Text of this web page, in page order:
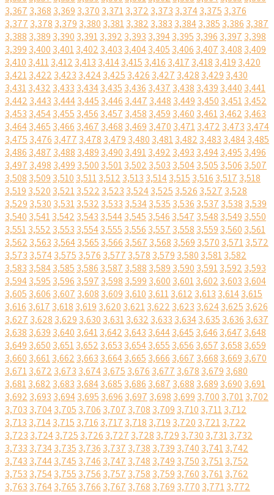
3,367 3,368 3,369 3,370 3,3713,372 3,373 3,3743,375 3,376
3,377 3,378 3,379 3,380 3,3813,382 3,383 3,3843,385 3,386 3,387
3,388 3,389 3,390 3,3913,392 3,393 3,3943,395 3,396 3,397 3,398
3,399 3,400 3,4013,402 3,403 3,4043,405 3,406 3,407 3,408 3,409
3,410 3,4113,412 3,413 3,4143,415 3,416 3,417 3,418 3,419 3,420
3,4213,422 3,423 3,4243,425 3,426 3,427 3,428 3,429 3,430
3,4313,432 3,433 3,4343,435 3,436 3,437 3,438 3,439 3,440 3,441
3,442 3,443 3,4443,445 3,446 3,447 3,448 3,449 3,450 3,4513,452
3,453 3,4543,455 3,456 3,457 3,458 3,459 3,460 3,4613,462 3,463
3,4643,465 3,466 3,467 3,468 3,469 3,470 3,4713,472 3,473 3,474
3,475 3,476 3,477 3,478 3,479 3,480 3,4813,482 3,483 3,4843,485
3,486 3,487 3,488 3,489 3,490 3,4913,492 3,493 3,4943,495 3,496
3,497 3,498 3,499 3,500 3,5013,502 3,503 3,5043,505 3,506 3,507
3,508 3,509 3,510 3,5113,512 3,513 3,5143,515 3,516 3,517 3,518
3,519 3,520 3,5213,522 3,523 3,5243,525 3,526 3,527 3,528
3,529 3,530 3,5313,532 3,533 3,5343,535 3,536 3,537 3,538 3,539
3,540 3,5413,542 3,543 3,5443,545 3,546 3,547 3,548 3,549 3,550
3,5513,552 3,553 3,5543,555 3,556 3,557 3,558 3,559 3,560 3,561
3,562 3,563 3,5643,565 3,566 3,567 3,568 3,569 3,570 3,5713,572
3,573 3,5743,575 3,576 3,577 3,578 3,579 3,580 3,5813,582
3,583 3,5843,585 3,586 3,587 3,588 3,589 3,590 3,5913,592 3,593
3,5943,595 3,596 3,597 3,598 3,599 3,600 3,6013,602 3,603 3,604
3,605 3,606 3,607 3,608 3,609 3,610 3,6113,612 3,613 3,6143,615
3,616 3,617 3,618 3,619 3,620 3,6213,622 3,623 3,6243,625 3,626
3,627 3,628 3,629 3,630 3,6313,632 3,633 3,6343,635 3,636 3,637
3,638 3,639 3,640 3,6413,642 3,643 3,6443,645 3,646 3,647 3,648
3,649 3,650 3,6513,652 3,653 3,6543,655 3,656 3,657 3,658 3,659
3,660 3,6613,662 3,663 3,6643,665 3,666 3,667 3,668 3,669 3,670
3,6713,672 3,673 3,6743,675 3,676 3,677 3,678 3,679 3,680
3,6813,682 3,683 3,6843,685 3,686 3,687 3,688 3,689 3,690 3,691
3,692 3,693 3,6943,695 3,696 3,697 3,698 3,699 3,700 3,7013,702
3,703 3,7043,705 3,706 3,707 3,708 3,709 3,710 3,7113,712
3,713 3,7143,715 3,716 3,717 3,718 3,719 3,720 3,7213,722
3,723 3,7243,725 3,726 3,727 3,728 3,729 3,730 3,7313,732
3,733 3,7343,735 3,736 3,737 3,738 3,739 3,740 3,7413,742
3,743 3,7443,745 3,746 3,747 3,748 3,749 3,750 3,7513,752
3,753 3,7543,755 3,756 3,757 3,758 3,759 3,760 3,7613,762
3,763 3,7643,765 3,766 3,767 3,768 3,769 3,770 3,7713,772